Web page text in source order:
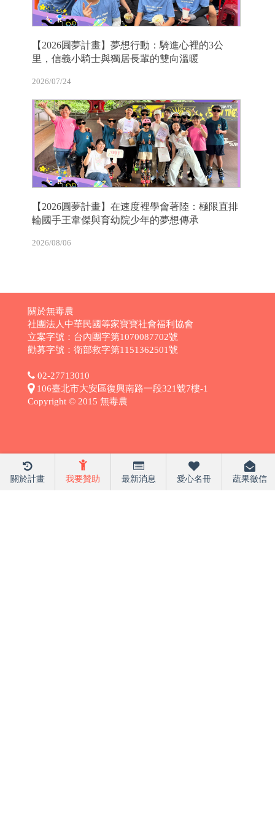
【2026圓夢計畫】夢想行動：騎進心裡的3公
里，信義小騎士與獨居長輩的雙向溫暖
2026/07/24
【2026圓夢計畫】在速度裡學會著陸：極限直排
輪國手王韋傑與育幼院少年的夢想傳承
2026/08/06
關於計畫 我要贊助 最新消息 愛心名冊 蔬果徵信
關於無毒農
社團法人中華民國等家寶寶社會福利協會
立案字號：台內團字第1070087702號
勸募字號：衛部救字第1151362501號
02-27713010
106臺北市大安區復興南路一段321號7樓-1
Copyright © 2015 無毒農